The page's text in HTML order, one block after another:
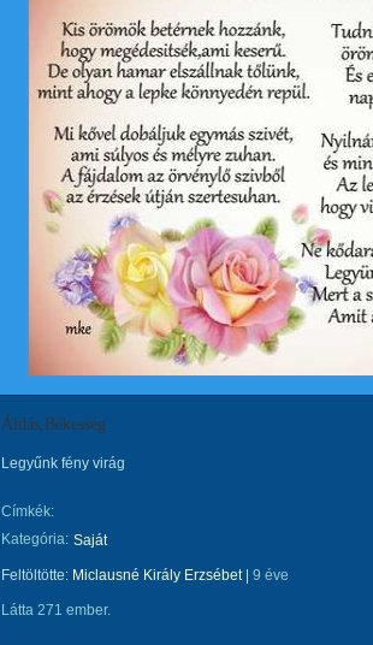
Áldás,Békesség
Legyűnk fény virág
Címkék:
Kategória: Saját
Feltöltötte: Miclausné Király Erzsébet| 9 éve
Látta 271 ember.